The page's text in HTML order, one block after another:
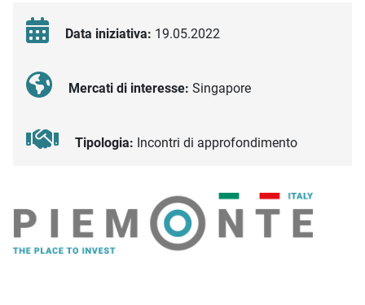
Data iniziativa: 19.05.2022
Mercati di interesse: Singapore
Tipologia: Incontri di approfondimento